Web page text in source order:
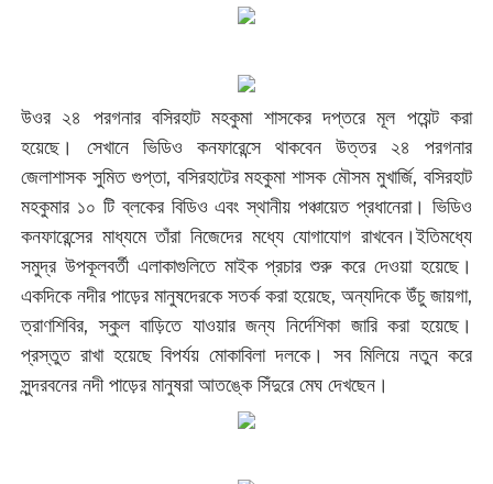
উওর ২৪ পরগনার বসিরহাট মহকুমা শাসকের দপ্তরে মূল পয়েন্ট করা
হয়েছে। সেখানে ভিডিও কনফারেন্সে থাকবেন উত্তর ২৪ পরগনার
জেলাশাসক সুমিত গুপ্তা, বসিরহাটের মহকুমা শাসক মৌসম মুখার্জি, বসিরহাট
মহকুমার ১০ টি ব্লকের বিডিও এবং স্থানীয় পঞ্চায়েত প্রধানেরা। ভিডিও
কনফারেন্সের মাধ্যমে তাঁরা নিজেদের মধ্যে যোগাযোগ রাখবেন।ইতিমধ্যে
সমুদ্র উপকূলবর্তী এলাকাগুলিতে মাইক প্রচার শুরু করে দেওয়া হয়েছে।
একদিকে নদীর পাড়ের মানুষদেরকে সতর্ক করা হয়েছে, অন্যদিকে উঁচু জায়গা,
ত্রাণশিবির, স্কুল বাড়িতে যাওয়ার জন্য নির্দেশিকা জারি করা হয়েছে।
প্রস্তুত রাখা হয়েছে বিপর্যয় মোকাবিলা দলকে। সব মিলিয়ে নতুন করে
সুন্দরবনের নদী পাড়ের মানুষরা আতঙ্কে সিঁদুরে মেঘ দেখছেন।